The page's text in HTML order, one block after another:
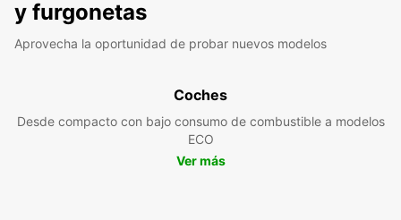
y furgonetas
Aprovecha la oportunidad de probar nuevos modelos
Coches
Desde compacto con bajo consumo de combustible a modelos
ECO
Ver más